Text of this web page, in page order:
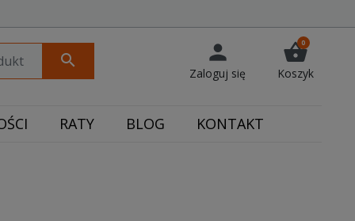
search person
Zaloguj się
shopping_basket
0
Koszyk
RATY BLOG KONTAKT